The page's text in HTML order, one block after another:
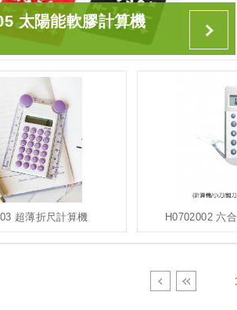
太陽能軟膠計算機
超薄折尺計算機 H0702002 六